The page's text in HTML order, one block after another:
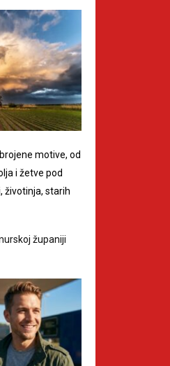
motive, od
i žetve pod
životinja, starih
županiji